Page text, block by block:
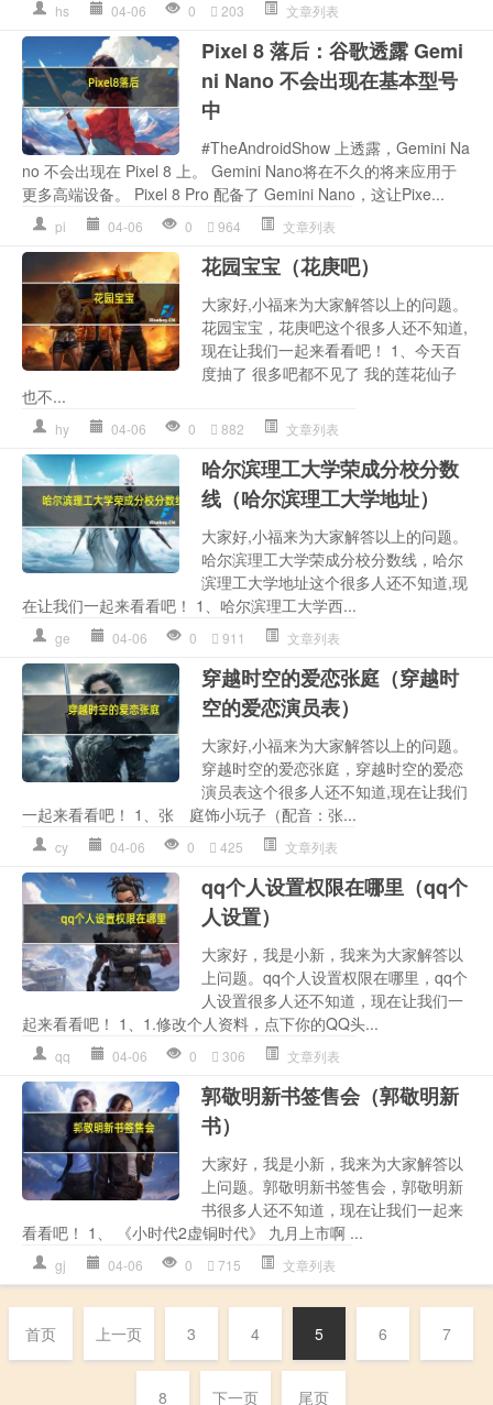
hs 04-06 0 203 文章列表
Pixel 8 落后：谷歌透露 Gemi
ni Nano 不会出现在基本型号
中
#TheAndroidShow 上透露，Gemini Na
no 不会出现在 Pixel 8 上。 Gemini Nano将在不久的将来应用于
更多高端设备。 Pixel 8 Pro 配备了 Gemini Nano，这让Pixe...
pi 04-06 0 964 文章列表
花园宝宝（花庚吧）
大家好,小福来为大家解答以上的问题。
花园宝宝，花庚吧这个很多人还不知道,
现在让我们一起来看看吧！ 1、今天百
度抽了 很多吧都不见了 我的莲花仙子
也不...
hy 04-06 0 882 文章列表
哈尔滨理工大学荣成分校分数
线（哈尔滨理工大学地址）
大家好,小福来为大家解答以上的问题。
哈尔滨理工大学荣成分校分数线，哈尔
滨理工大学地址这个很多人还不知道,现
在让我们一起来看看吧！ 1、哈尔滨理工大学西...
ge 04-06 0 911 文章列表
穿越时空的爱恋张庭（穿越时
空的爱恋演员表）
大家好,小福来为大家解答以上的问题。
穿越时空的爱恋张庭，穿越时空的爱恋
演员表这个很多人还不知道,现在让我们
一起来看看吧！ 1、张 庭饰小玩子（配音：张...
cy 04-06 0 425 文章列表
qq个人设置权限在哪里（qq个
人设置）
大家好，我是小新，我来为大家解答以
上问题。qq个人设置权限在哪里，qq个
人设置很多人还不知道，现在让我们一
起来看看吧！ 1、1.修改个人资料，点下你的QQ头...
qq 04-06 0 306 文章列表
郭敬明新书签售会（郭敬明新
书）
大家好，我是小新，我来为大家解答以
上问题。郭敬明新书签售会，郭敬明新
书很多人还不知道，现在让我们一起来
看看吧！ 1、 《小时代2虚铜时代》 九月上市啊 ...
gj 04-06 0 715 文章列表
首页 上一页 3 4 5 6 7
8 下一页 尾页